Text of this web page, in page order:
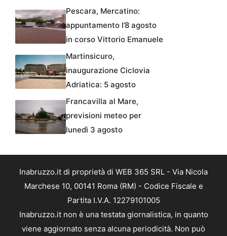
Pescara, Mercatino:
appuntamento l’8 agosto
in corso Vittorio Emanuele
Martinsicuro,
inaugurazione Ciclovia
Adriatica: 5 agosto
Francavilla al Mare,
previsioni meteo per
lunedì 3 agosto
Inabruzzo.it di proprietà di WEB 365 SRL - Via Nicola
Marchese 10, 00141 Roma (RM) - Codice Fiscale e
Partita I.V.A. 12279101005
Inabruzzo.it non è una testata giornalistica, in quanto
viene aggiornato senza alcuna periodicità. Non può